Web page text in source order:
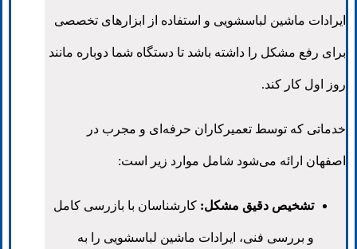
ایرادات ماشین لباسشویی و استفاده از ابزارهای تخصصی
برای رفع مشکل را داشته باشد تا دستگاه شما دوباره مانند
روز اول کار کند.
خدماتی که توسط تعمیرکاران حرفه‌ای و مجرب در
اصفهان ارائه می‌شود شامل موارد زیر است:
تشخیص دقیق مشکل: کارشناسان با بازرسی کامل
و بررسی فنی، ایرادات ماشین لباسشویی را به